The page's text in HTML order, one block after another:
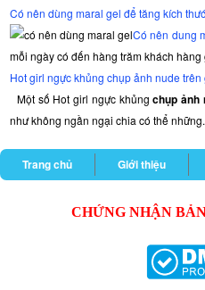
Có nên dùng maral gel để tăng kích
Có nên dung
mỗi ngày có đến hàng trăm khách
Hot girl ngực khủng chụp ảnh nude
Một số Hot girl ngực khủngchụp ảnh
như không ngần ngại chia có thể
Trang chủ Giới thiệu
CHỨNG NHẬN